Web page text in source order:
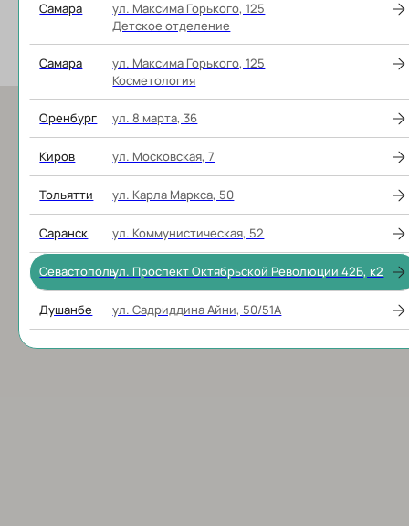
Отель «Омега-бриз» ​ул. Героев Бреста, 106
Тел:+7‒978‒704‒36‒88
Самара
ул. Максима Горького, 125
Детское отделение
Самара
ул. Максима Горького, 125
Косметология
Оренбург ул. 8 марта, 36
Киров ул. Московская, 7
Тольятти ул. Карла Маркса, 50
Саранск ул. Коммунистическая, 52
Севастопольул. Проспект Октябрьской Революции 42Б, к2
Душанбе ул. Садриддина Айни, 50/51А